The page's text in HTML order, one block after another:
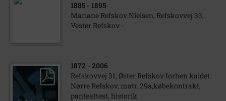
1885 - 1895
Mariane Refskov Nielsen, Refskovvej 33,
Vester Refskov -
1872 - 2006
Refskovvej 31, Øster Refskov forhen kaldet
Nørre Refskov, matr. 29a,købekontrakt,
panteattest, historik